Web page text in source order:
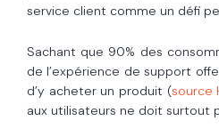
service client comme un défi
Sachant que 90% des
de l’expérience de support
d’y acheter un produit (source
aux utilisateurs ne doit surtout